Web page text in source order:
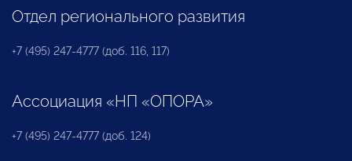
Отдел регионального развития
+7 (495) 247-4777 (доб. 116, 117)
Ассоциация «НП «ОПОРА»
+7 (495) 247-4777 (доб. 124)